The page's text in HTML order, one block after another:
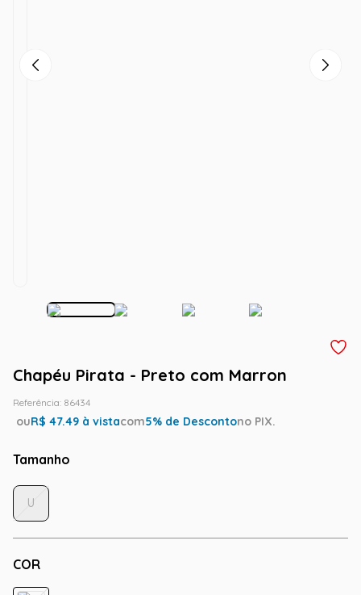
Chapéu Pirata - Preto com Marron
Referência: 86434
ouR$ 47.49 à vistacom5% de Descontono PIX.
Tamanho
COR
U